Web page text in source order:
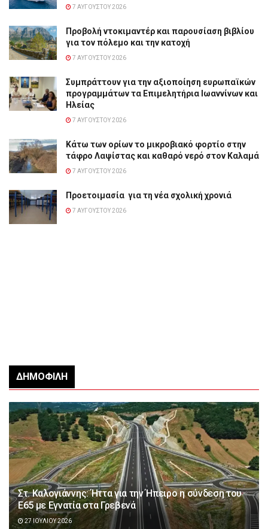
7 ΑΥΓΟΎΣΤΟΥ 2026
Προβολή ντοκιμαντέρ και παρουσίαση βιβλίου
για τον πόλεμο και την κατοχή
7 ΑΥΓΟΎΣΤΟΥ 2026
Συμπράττουν για την αξιοποίηση ευρωπαϊκών
προγραμμάτων τα Επιμελητήρια Ιωαννίνων και
Ηλείας
7 ΑΥΓΟΎΣΤΟΥ 2026
Κάτω των ορίων το μικροβιακό φορτίο στην
τάφρο Λαψίστας και καθαρό νερό στον Καλαμά
7 ΑΥΓΟΎΣΤΟΥ 2026
Προετοιμασία για τη νέα σχολική χρονιά
7 ΑΥΓΟΎΣΤΟΥ 2026
ΔΗΜΟΦΙΛΉ
Στ. Καλογιάννης: Ήττα για την Ήπειρο η σύνδεση του
Ε65 με Εγνατία στα Γρεβενά
27 ΙΟΥΛΊΟΥ 2026